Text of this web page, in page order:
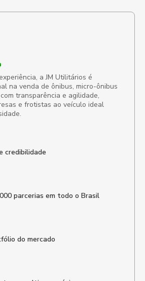
a JM Utilitários é
na venda de ônibus, micro-ônibus
transparência e agilidade,
e frotistas ao veículo ideal
credibilidade
parcerias em todo o Brasil
do mercado